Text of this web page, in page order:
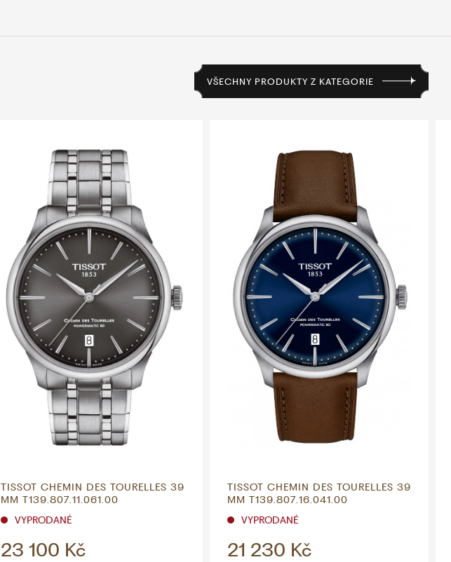
VŠECHNY PRODUKTY Z KATEGORIE
TISSOT CHEMIN DES TOURELLES 39
MM T139.807.11.061.00
VYPRODANÉ
23 100 Kč
TISSOT CHEMIN DES TOURELLES 39
MM T139.807.16.041.00
VYPRODANÉ
21 230 Kč